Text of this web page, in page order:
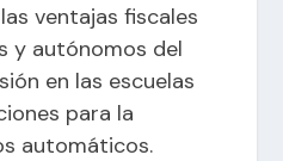
ventajas fiscales
y autónomos del
en las escuelas
para la
automáticos.